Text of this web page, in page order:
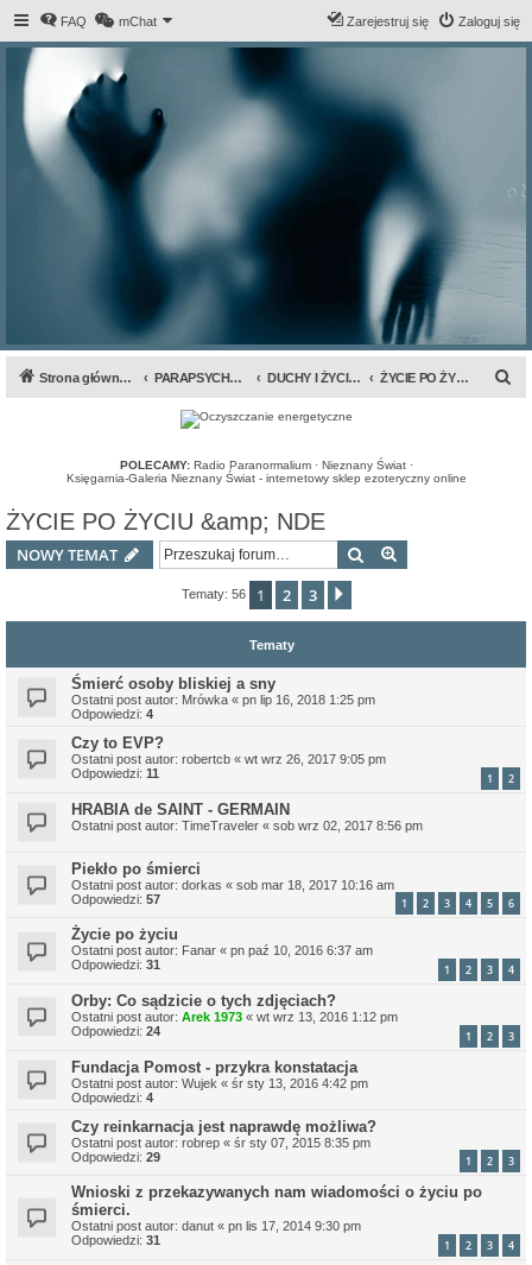
FAQ mChat Zaloguj się
Zarejestruj się
Strona główna forum PARAPSYCHOLOGIA & ANOMALIA DUCHY I ŻYCIE PO ŚMIERCI ŻYCIE PO ŻYCIU &amp; NDE
POLECAMY: Radio Paranormalium· Nieznany Świat·
Księgarnia-Galeria Nieznany Świat - internetowy sklep ezoteryczny online
ŻYCIE PO ŻYCIU &amp; NDE
NOWY TEMAT Szukaj
Tematy: 56 1 2 3
Tematy
Śmierć osoby bliskiej a sny
Ostatni post autor: Mrówka « pn lip 16, 2018 1:25 pm
Odpowiedzi: 4
Czy to EVP?
Ostatni post autor: robertcb « wt wrz 26, 2017 9:05 pm
Odpowiedzi: 11 1 2
HRABIA de SAINT - GERMAIN
Ostatni post autor: TimeTraveler « sob wrz 02, 2017 8:56 pm
Piekło po śmierci
Ostatni post autor: dorkas « sob mar 18, 2017 10:16 am
Odpowiedzi: 57 1 2 3 4 5 6
Życie po życiu
Ostatni post autor: Fanar « pn paź 10, 2016 6:37 am
Odpowiedzi: 31 1 2 3 4
Orby: Co sądzicie o tych zdjęciach?
Ostatni post autor: Arek 1973 « wt wrz 13, 2016 1:12 pm
Odpowiedzi: 24 1 2 3
Fundacja Pomost - przykra konstatacja
Ostatni post autor: Wujek « śr sty 13, 2016 4:42 pm
Odpowiedzi: 4
Czy reinkarnacja jest naprawdę możliwa?
Ostatni post autor: robrep « śr sty 07, 2015 8:35 pm
Odpowiedzi: 29 1 2 3
Wnioski z przekazywanych nam wiadomości o życiu po
śmierci.
Ostatni post autor: danut « pn lis 17, 2014 9:30 pm
Odpowiedzi: 31 1 2 3 4